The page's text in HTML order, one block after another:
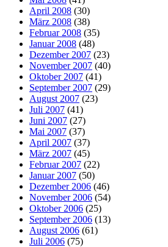
April 2008 (30)
März 2008 (38)
Februar 2008 (35)
Januar 2008 (48)
Dezember 2007 (23)
November 2007 (40)
Oktober 2007 (41)
September 2007 (29)
August 2007 (23)
Juli 2007 (41)
Juni 2007 (27)
Mai 2007 (37)
April 2007 (37)
März 2007 (45)
Februar 2007 (22)
Januar 2007 (50)
Dezember 2006 (46)
November 2006 (54)
Oktober 2006 (25)
September 2006 (13)
August 2006 (61)
Juli 2006 (75)